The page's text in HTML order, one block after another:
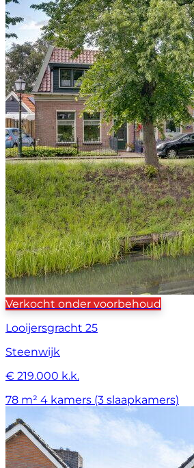
Verkocht onder voorbehoud
Looijersgracht 25
Steenwijk
€ 219.000 k.k.
78 m² 4 kamers (3 slaapkamers)